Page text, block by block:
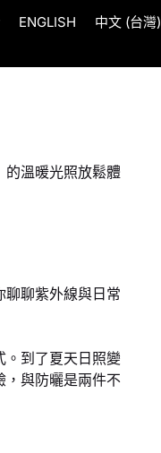
ENGLISH 中文 (台灣)
的溫暖光照放鬆體
聊聊紫外線與日常
。到了夏天日照變
，與防曬是兩件不